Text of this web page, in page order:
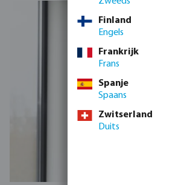
Finland
Engels
Frankrijk
Frans
Spanje
Spaans
Zwitserland
Duits